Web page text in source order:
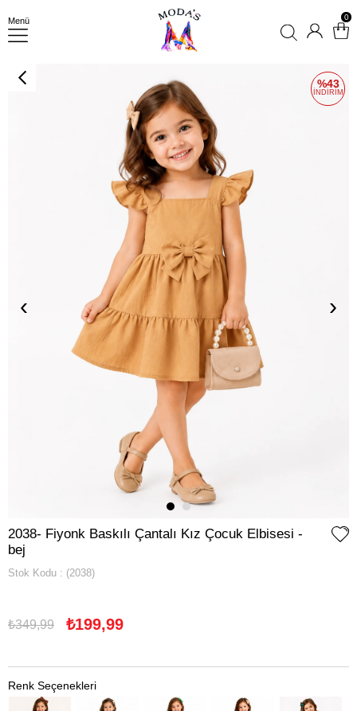
Menü 0
‹ ›
43
2038- Fiyonk Baskılı Çantalı Kız Çocuk Elbisesi -
bej
Stok Kodu (2038)
₺349,99 ₺199,99